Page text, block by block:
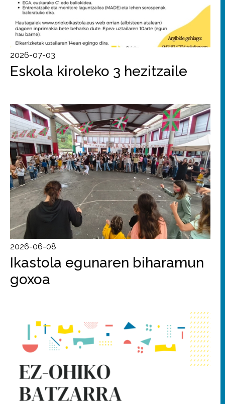
2026-07-03
Eskola kiroleko 3 hezitzaile
2026-06-08
Ikastola egunaren biharamun
goxoa